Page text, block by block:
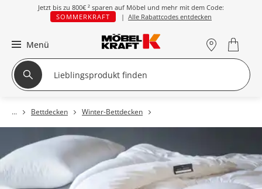
Jetzt bis zu 800€ ² sparen auf Möbel und mehr mit dem Code:
SOMMERKRAFT
| Alle Rabattcodes entdecken
Menü
Bettdecken Winter-Bettdecken